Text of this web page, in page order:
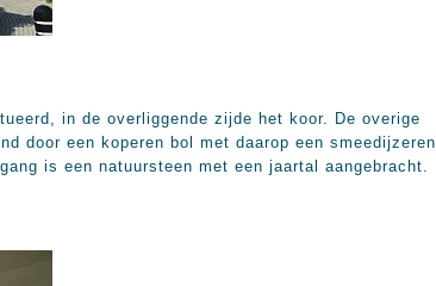
in de overliggende zijde het koor. De overige
door een koperen bol met daarop een smeedijzeren
is een natuursteen met een jaartal aangebracht.